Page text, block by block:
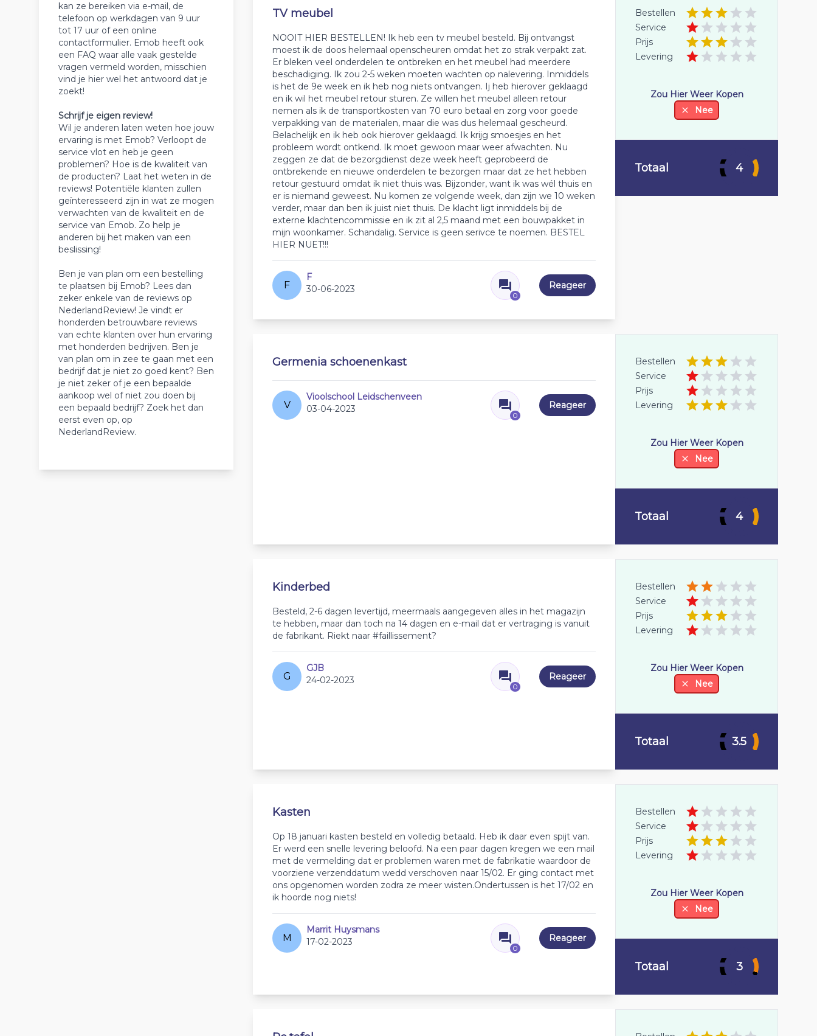
kan ze bereiken via e-mail, de
telefoon op werkdagen van 9 uur
tot 17 uur of een online
contactformulier. Emob heeft ook
een FAQ waar alle vaak gestelde
vragen vermeld worden, misschien
vind je hier wel het antwoord dat je
zoekt!
Schrijf je eigen review!
Wil je anderen laten weten hoe jouw
ervaring is met Emob? Verloopt de
service vlot en heb je geen
problemen? Hoe is de kwaliteit van
de producten? Laat het weten in de
reviews! Potentiële klanten zullen
geïnteresseerd zijn in wat ze mogen
verwachten van de kwaliteit en de
service van Emob. Zo help je
anderen bij het maken van een
beslissing!
Ben je van plan om een bestelling
te plaatsen bij Emob? Lees dan
zeker enkele van de reviews op
NederlandReview! Je vindt er
honderden betrouwbare reviews
van echte klanten over hun ervaring
met honderden bedrijven. Ben je
van plan om in zee te gaan met een
bedrijf dat je niet zo goed kent? Ben
je niet zeker of je een bepaalde
aankoop wel of niet zou doen bij
een bepaald bedrijf? Zoek het dan
eerst even op, op
NederlandReview.
TV meubel
NOOIT HIER BESTELLEN! Ik heb een tv meubel besteld. Bij ontvangst
moest ik de doos helemaal openscheuren omdat het zo strak verpakt zat.
Er bleken veel onderdelen te ontbreken en het meubel had meerdere
beschadiging. Ik zou 2-5 weken moeten wachten op nalevering. Inmiddels
is het de 9e week en ik heb nog niets ontvangen. Ij heb hierover geklaagd
en ik wil het meubel retour sturen. Ze willen het meubel alleen retour
nemen als ik de transportkosten van 70 euro betaal en zorg voor goede
verpakking van de materialen, maar die was dus helemaal gescheurd.
Belachelijk en ik heb ook hierover geklaagd. Ik krijg smoesjes en het
probleem wordt ontkend. Ik moet gewoon maar weer afwachten. Nu
zeggen ze dat de bezorgdienst deze week heeft geprobeerd de
ontbrekende en nieuwe onderdelen te bezorgen maar dat ze het hebben
retour gestuurd omdat ik niet thuis was. Bijzonder, want ik was wél thuis en
er is niemand geweest. Nu komen ze volgende week, dan zijn we 10 weken
verder, maar dan ben ik juist niet thuis. De klacht ligt inmiddels bij de
externe klachtencommissie en ik zit al 2,5 maand met een bouwpakket in
mijn woonkamer. Schandalig. Service is geen serivce te noemen. BESTEL
HIER NUET!!!
F
F
30-06-2023
0
Reageer
Bestellen
Service
Prijs
Levering
Zou Hier Weer Kopen
Nee
Totaal 4
Germenia schoenenkast
V
Vioolschool Leidschenveen
03-04-2023
0
Reageer
Bestellen
Service
Prijs
Levering
Zou Hier Weer Kopen
Nee
Totaal 4
Kinderbed
Besteld, 2-6 dagen levertijd, meermaals aangegeven alles in het magazijn
te hebben, maar dan toch na 14 dagen en e-mail dat er vertraging is vanuit
de fabrikant. Riekt naar #faillissement?
G
GJB
24-02-2023
0
Reageer
Bestellen
Service
Prijs
Levering
Zou Hier Weer Kopen
Nee
Totaal 3.5
Kasten
Op 18 januari kasten besteld en volledig betaald. Heb ik daar even spijt van.
Er werd een snelle levering beloofd. Na een paar dagen kregen we een mail
met de vermelding dat er problemen waren met de fabrikatie waardoor de
voorziene verzenddatum wedd verschoven naar 15/02. Er ging contact met
ons opgenomen worden zodra ze meer wisten.Ondertussen is het 17/02 en
ik hoorde nog niets!
M
Marrit Huysmans
17-02-2023
0
Reageer
Bestellen
Service
Prijs
Levering
Zou Hier Weer Kopen
Nee
Totaal 3